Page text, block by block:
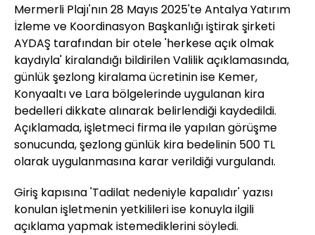
Mermerli Plajı'nın 28 Mayıs 2025'te Antalya Yatırım
İzleme ve Koordinasyon Başkanlığı iştirak şirketi
AYDAŞ tarafından bir otele 'herkese açık olmak
kaydıyla' kiralandığı bildirilen Valilik açıklamasında,
günlük şezlong kiralama ücretinin ise Kemer,
Konyaaltı ve Lara bölgelerinde uygulanan kira
bedelleri dikkate alınarak belirlendiği kaydedildi.
Açıklamada, işletmeci firma ile yapılan görüşme
sonucunda, şezlong günlük kira bedelinin 500 TL
olarak uygulanmasına karar verildiği vurgulandı.
Giriş kapısına 'Tadilat nedeniyle kapalıdır' yazısı
konulan işletmenin yetkilileri ise konuyla ilgili
açıklama yapmak istemediklerini söyledi.